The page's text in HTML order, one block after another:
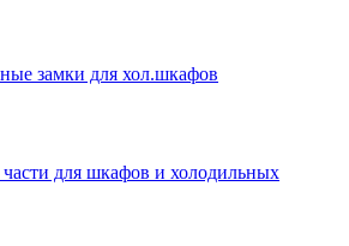
замки для хол.шкафов
для шкафов и холодильных